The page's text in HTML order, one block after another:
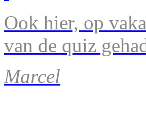
Ook hier, op
van de quiz
Marcel